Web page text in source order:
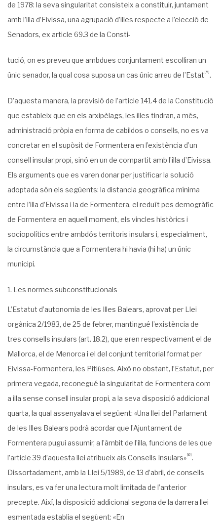
de 1978: la seva singularitat consisteix a constituir, juntament
amb l’illa d’Ei­vissa, una agrupació d’illes respecte a l’elecció de
Senadors, ex article 69.3 de la Consti-
tució, on es preveu que ambdues conjuntament escolliran un
únic senador, la qual cosa suposa un cas únic arreu de l’Estat [5].
D’aquesta manera, la previsió de l’article 141.4 de la Constitució
que estableix que en els arxipèlags, les illes tindran, a més,
administració pròpia en forma de cabildos o consells, no es va
concretar en el supòsit de Formentera en l’existència d’un
consell insular propi, sinó en un de compartit amb l’illa d’Eivissa.
Els arguments que es varen donar per justifi­car la solució
adoptada són els següents: la distancia geográfica mínima
entre l’illa d’Ei­vissa i la de Formentera, el reduït pes demogràfic
de Formentera en aquell moment, els vincles històrics i
sociopolítics entre ambdós territoris insulars i, especialment,
la circums­tància que a Formentera hi havia (hi ha) un únic
municipi.
Les normes subconstitucionals
L’Estatut d’autonomia de les Illes Balears, aprovat per Llei
orgànica 2/1983, de 25 de febrer, mantingué l’existència de
tres consells insulars (art. 18.2), que eren respectivament el de
Mallorca, el de Menorca i el del conjunt territorial format per
Eivissa-Formentera, les Pitiüses. Això no obstant, l’Estatut, per
primera vegada, reconegué la singularitat de Formentera com
a illa sense consell insular propi, a la seva disposició addicional
quarta, la qual assenyalava el següent: «Una llei del Parlament
de les Illes Balears podrà acordar que l’Ajuntament de
Formentera pugui assumir, a l’àmbit de l’illa, funcions de les que
l’article 39 d’aquesta llei atribueix als Consells Insulars»[6].
Dissortadament, amb la Llei 5/1989, de 13 d’abril, de consells
insulars, es va fer una lectura molt limitada de l’anterior
precepte. Així, la disposició addicional segona de la darrera llei
esmentada establia el següent: «En